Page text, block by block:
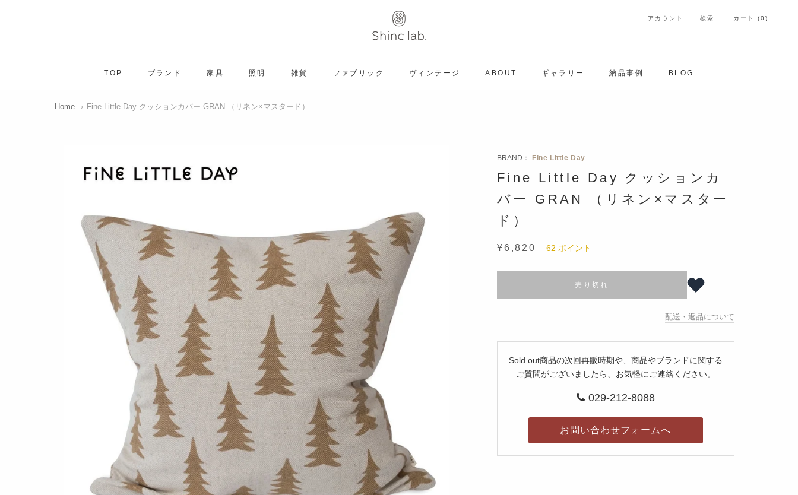
コ
アカウント 検索 カート (0)
TOP
ブランド
家具
照明 雑貨 ファブリック
ヴィンテージ
ABOUT
ギャラリー
納品事例
BLOG
Home › Fine Little Day クッションカバー GRAN （リネン×マスタード）
BRAND： Fine Little Day
Fine Little Day クッションカ
バー GRAN （リネン×マスター
ド）
¥6,820 62 ポイント
売り切れ
配送・返品について
Sold out商品の次回再販時期や、商品やブランドに関する
ご質問がございましたら、お気軽にご連絡ください。
029-212-8088
お問い合わせフォームへ